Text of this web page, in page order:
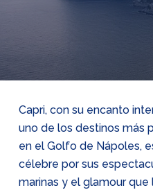
Capri, con su encanto
uno de los destinos más
en el Golfo de Nápoles,
célebre por sus
marinas y el glamour que